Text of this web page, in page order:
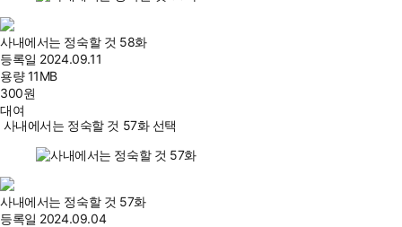
사내에서는 정숙할 것 58화
등록일 2024.09.11
용량11MB
300원
대여
사내에서는 정숙할 것 57화 선택
사내에서는 정숙할 것 57화
등록일 2024.09.04